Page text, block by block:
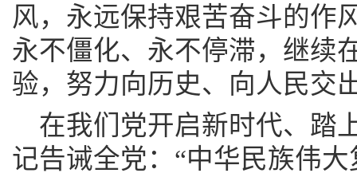
风，永远保持艰苦奋斗的作
永不僵化、永不停滞，继续
验，努力向历史、向人民交
在我们党开启新时代、踏
记告诫全党：“中华民族伟